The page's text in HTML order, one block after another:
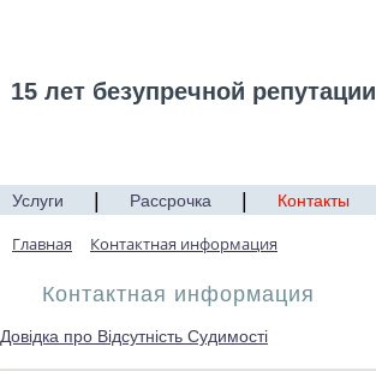
15 лет безупречной репутации
Услуги Рассрочка Контакты
Главная Контактная информация
Контактная информация
Довідка про Відсутність Судимості